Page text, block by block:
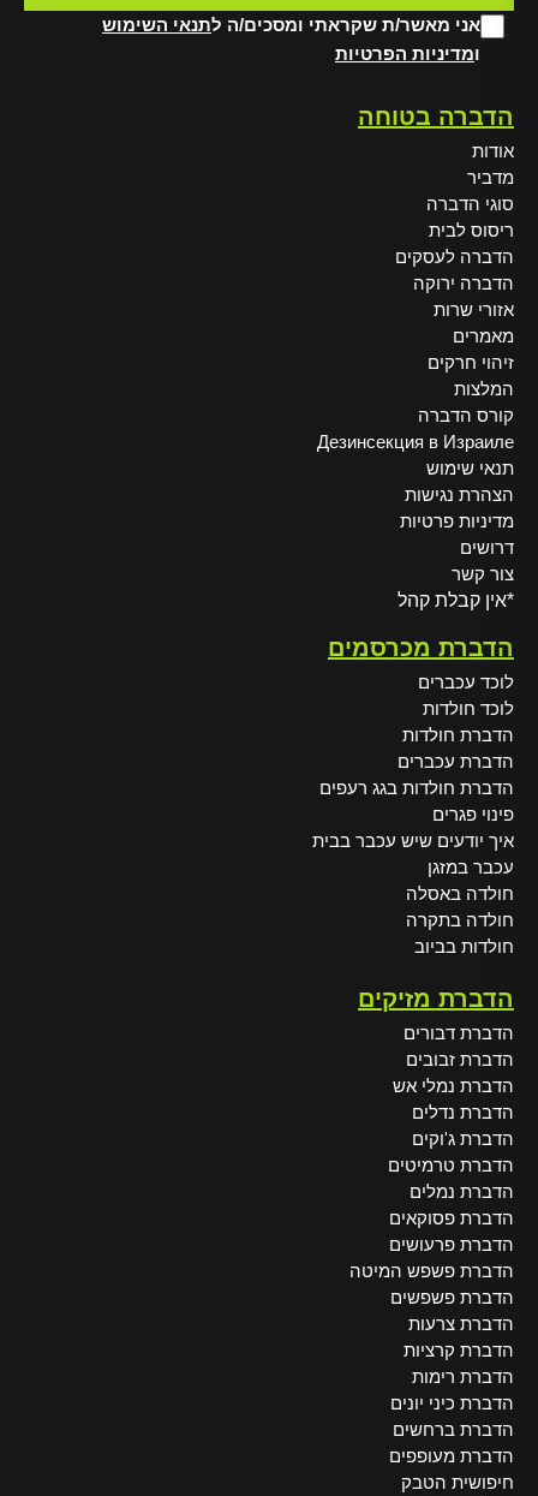
אני מאשר/ת שקראתי ומסכים/ה לתנאי השימוש
ומדיניות הפרטיות
הדברה בטוחה
אודות
מדביר
סוגי הדברה
ריסוס לבית
הדברה לעסקים
הדברה ירוקה
אזורי שרות
מאמרים
זיהוי חרקים
המלצות
קורס הדברה
Дезинсекция в Израиле
תנאי שימוש
הצהרת נגישות
מדיניות פרטיות
דרושים
צור קשר
*אין קבלת קהל
הדברת מכרסמים
לוכד עכברים
לוכד חולדות
הדברת חולדות
הדברת עכברים
הדברת חולדות בגג רעפים
פינוי פגרים
איך יודעים שיש עכבר בבית
עכבר במזגן
חולדה באסלה
חולדה בתקרה
חולדות בביוב
הדברת מזיקים
הדברת דבורים
הדברת זבובים
הדברת נמלי אש
הדברת נדלים
הדברת ג'וקים
הדברת טרמיטים
הדברת נמלים
הדברת פסוקאים
הדברת פרעושים
הדברת פשפש המיטה
הדברת פשפשים
הדברת צרעות
הדברת קרציות
הדברת רימות
הדברת כיני יונים
הדברת ברחשים
הדברת מעופפים
חיפושית הטבק